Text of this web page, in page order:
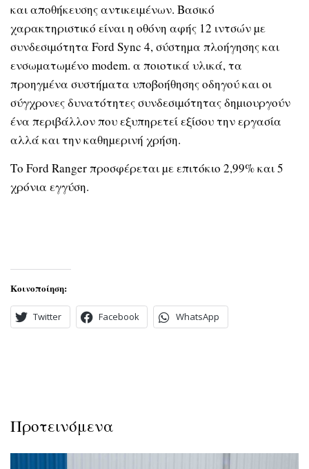
και αποθήκευσης αντικειµένων. Βασικό
χαρακτηριστικό είναι η οθόνη αφής 12 ιντσών µε
συνδεσιµότητα Ford Sync 4, σύστηµα πλοήγησης και
ενσωµατωµένο modem. α ποιοτικά υλικά, τα
προηγµένα συστήµατα υποβοήθησης οδηγού και οι
σύγχρονες δυνατότητες συνδεσιµότητας δηµιουργούν
ένα περιβάλλον που εξυπηρετεί εξίσου την εργασία
αλλά και την καθηµερινή χρήση.
Το Ford Ranger προσφέρεται µε επιτόκιο 2,99% και 5
χρόνια εγγύση.
Κοινοποίηση:
Twitter Facebook WhatsApp
Προτεινόμενα